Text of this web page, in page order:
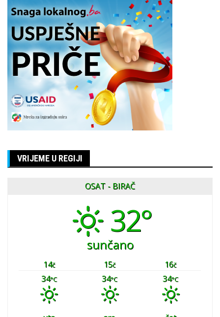
VRIJEME U REGIJI
OSAT - BIRAČ
32°
sunčano
14č 15č 16č
34°C 34°C 34°C